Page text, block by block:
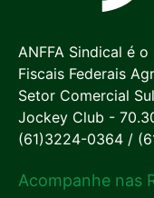
ANFFA Sindical é
Fiscais Federais
Setor Comercial
Jockey Club -
(61)3224-0364 /
Acompanhe nas